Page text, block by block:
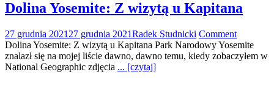
Dolina Yosemite: Z wizytą u Kapitana
27 grudnia 2021 27 grudnia 2021Radek Studnicki Comment
Dolina Yosemite: Z wizytą u Kapitana Park Narodowy Yosemite
znalazł się na mojej liście dawno, dawno temu, kiedy zobaczyłem w
National Geographic zdjęcia ... [czytaj]